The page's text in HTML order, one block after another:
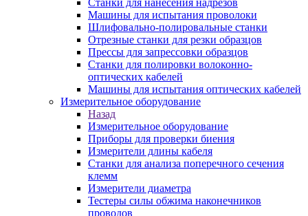
Станки для нанесения надрезов
Машины для испытания проволоки
Шлифовально-полировальные станки
Отрезные станки для резки образцов
Прессы для запрессовки образцов
Станки для полировки волоконно-
оптических кабелей
Машины для испытания оптических кабелей
Измерительное оборудование
Назад
Измерительное оборудование
Приборы для проверки биения
Измерители длины кабеля
Станки для анализа поперечного сечения
клемм
Измерители диаметра
Тестеры силы обжима наконечников
проводов